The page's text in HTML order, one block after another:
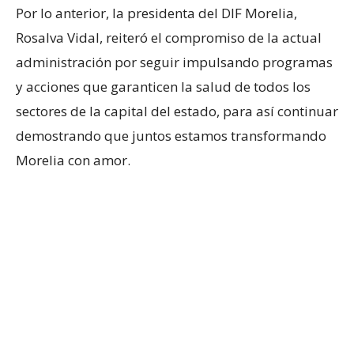
Por lo anterior, la presidenta del DIF Morelia,
Rosalva Vidal, reiteró el compromiso de la actual
administración por seguir impulsando programas
y acciones que garanticen la salud de todos los
sectores de la capital del estado, para así continuar
demostrando que juntos estamos transformando
Morelia con amor.